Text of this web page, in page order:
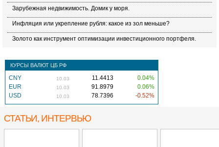
Зарубежная недвижимость. Домик у моря.
Инфляция или укрепление рубля: какое из зол меньше?
Золото как инструмент оптимизации инвестиционного портфеля.
КУРСЫ ВАЛЮТ ЦБ РФ
CNY 10.03 11.4413
0.04%
EUR
10.03 91.8979
0.06%
USD
10.03 78.7396 -0.52%
СТАТЬИ, ИНТЕРВЬЮ